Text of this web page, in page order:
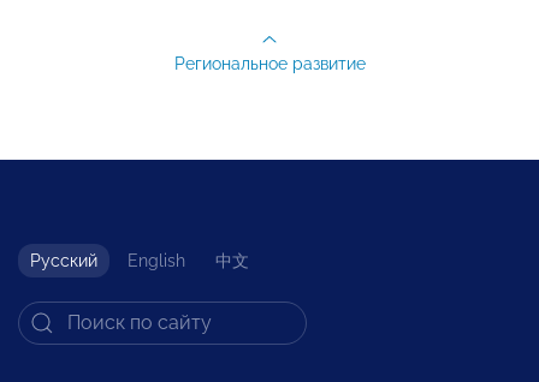
Региональное развитие
Русский English 中文